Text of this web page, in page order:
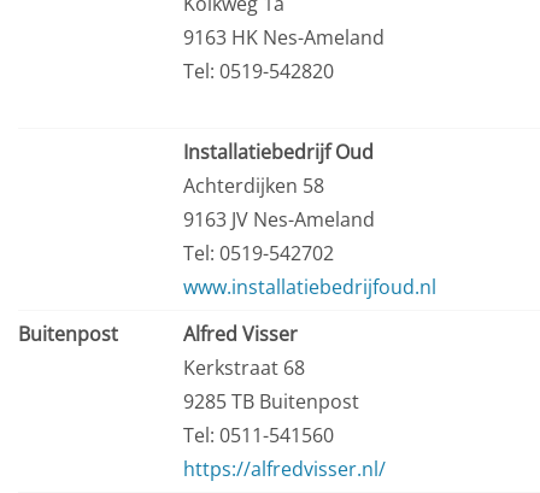
9163 HK Nes-Ameland
Tel: 0519-542820
Installatiebedrijf Oud
Achterdijken 58
9163 JV Nes-Ameland
Tel: 0519-542702
www.installatiebedrijfoud.nl
Buitenpost
Alfred Visser
Kerkstraat 68
9285 TB Buitenpost
Tel: 0511-541560
https://alfredvisser.nl/